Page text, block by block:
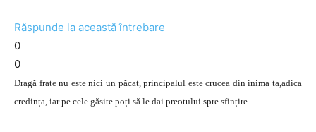
Răspunde la această întrebare
0
0
Dragă frate nu este nici un păcat, principalul este crucea din inima ta,adica
credința, iar pe cele găsite poți să le dai preotului spre sfințire.